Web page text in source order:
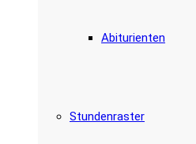
Abiturienten
Stundenraster